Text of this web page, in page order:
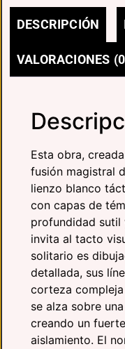
DESCRIPCIÓN
VALORACIONES
Esta obra,
fusión magistral
lienzo blanco
con capas de
profundidad sutil
invita al tacto
solitario es
detallada, sus
corteza
se alza sobre
creando un
aislamiento. El